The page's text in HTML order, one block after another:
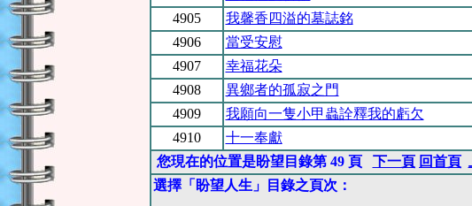
4905
我馨香四溢的墓誌銘
4906
當受安慰
4907
幸福花朵
4908
異鄉者的孤寂之門
4909
我願向一隻小甲蟲詮釋我的虧欠
4910
十一奉獻
您現在的位置是盼望目錄第 49 頁
下一頁 回首頁
選擇「盼望人生」目錄之頁次：